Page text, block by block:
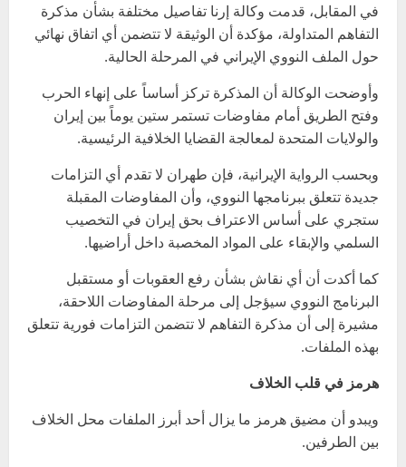
في المقابل، قدمت وكالة إرنا تفاصيل مختلفة بشأن مذكرة
التفاهم المتداولة، مؤكدة أن الوثيقة لا تتضمن أي اتفاق نهائي
حول الملف النووي الإيراني في المرحلة الحالية.
وأوضحت الوكالة أن المذكرة تركز أساساً على إنهاء الحرب
وفتح الطريق أمام مفاوضات تستمر ستين يوماً بين إيران
والولايات المتحدة لمعالجة القضايا الخلافية الرئيسية.
وبحسب الرواية الإيرانية، فإن طهران لا تقدم أي التزامات
جديدة تتعلق ببرنامجها النووي، وأن المفاوضات المقبلة
ستجري على أساس الاعتراف بحق إيران في التخصيب
السلمي والإبقاء على المواد المخصبة داخل أراضيها.
كما أكدت أن أي نقاش بشأن رفع العقوبات أو مستقبل
البرنامج النووي سيؤجل إلى مرحلة المفاوضات اللاحقة،
مشيرة إلى أن مذكرة التفاهم لا تتضمن التزامات فورية تتعلق
بهذه الملفات.
هرمز في قلب الخلاف
ويبدو أن مضيق هرمز ما يزال أحد أبرز الملفات محل الخلاف
بين الطرفين.